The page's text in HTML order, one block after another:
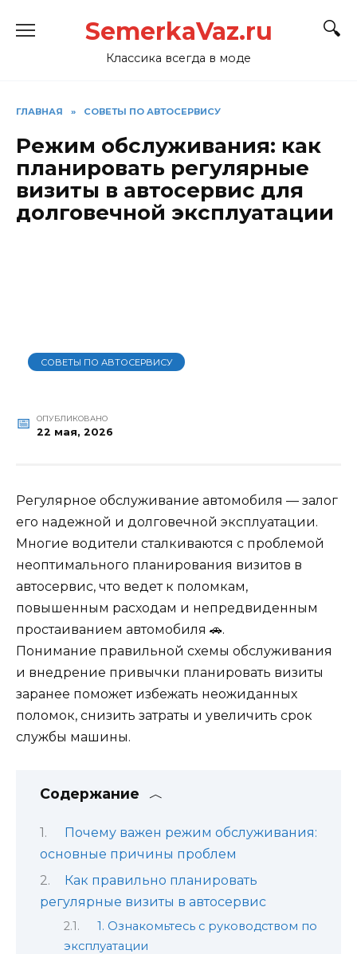
SemerkaVaz.ru
Классика всегда в моде
ГЛАВНАЯ » СОВЕТЫ ПО АВТОСЕРВИСУ
Режим обслуживания: как
планировать регулярные
визиты в автосервис для
долговечной эксплуатации
СОВЕТЫ ПО АВТОСЕРВИСУ
ОПУБЛИКОВАНО
22 мая, 2026
Регулярное обслуживание автомобиля — залог
его надежной и долговечной эксплуатации.
Многие водители сталкиваются с проблемой
неоптимального планирования визитов в
автосервис, что ведет к поломкам,
повышенным расходам и непредвиденным
простаиванием автомобиля 🚗.
Понимание правильной схемы обслуживания
и внедрение привычки планировать визиты
заранее поможет избежать неожиданных
поломок, снизить затраты и увеличить срок
службы машины.
Содержание
Почему важен режим обслуживания:
основные причины проблем
Как правильно планировать
регулярные визиты в автосервис
1. Ознакомьтесь с руководством по
эксплуатации